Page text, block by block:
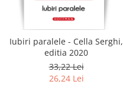
Sociologie si filozofie
Iubiri paralele - Cella Serghi,
editia 2020
33,22 Lei
26,24 Lei